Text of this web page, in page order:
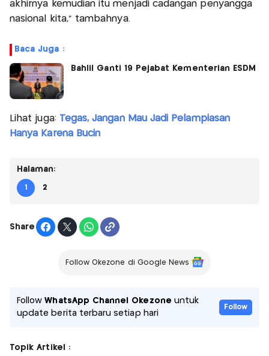
akhirnya kemudian itu menjadi cadangan penyangga
nasional kita," tambahnya.
Baca Juga :
Bahlil Ganti 19 Pejabat Kementerian ESDM
Lihat juga: Tegas, Jangan Mau Jadi Pelampiasan
Hanya Karena Bucin
Halaman:
1 2
Share
Follow Okezone di Google News
FollowWhatsApp Channel Okezone untuk
update berita terbaru setiap hari
Follow
Topik Artikel :